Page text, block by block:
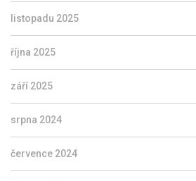
listopadu 2025
října 2025
září 2025
srpna 2024
července 2024